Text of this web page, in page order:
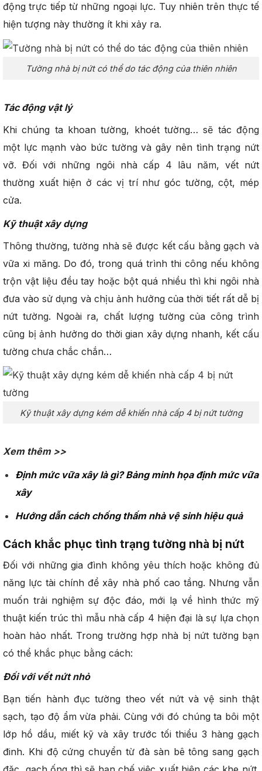
động trực tiếp từ những ngoại lực. Tuy nhiên trên thực tế
hiện tượng này thường ít khi xảy ra.
Tường nhà bị nứt có thể do tác động của thiên nhiên
Tác động vật lý
Khi chúng ta khoan tường, khoét tường… sẽ tác động
một lực mạnh vào bức tường và gây nên tình trạng nứt
vỡ. Đối với những ngôi nhà cấp 4 lâu năm, vết nứt
thường xuất hiện ở các vị trí như góc tường, cột, mép
cửa.
Kỹ thuật xây dựng
Thông thường, tường nhà sẽ được kết cấu bằng gạch và
vữa xi măng. Do đó, trong quá trình thi công nếu không
trộn vật liệu đều tay hoặc bột quá nhiều thì khi ngôi nhà
đưa vào sử dụng và chịu ảnh hưởng của thời tiết rất dễ bị
nứt tường. Ngoài ra, chất lượng tường của công trình
cũng bị ảnh hưởng do thời gian xây dựng nhanh, kết cấu
tường chưa chắc chắn…
Kỹ thuật xây dựng kém dễ khiến nhà cấp 4 bị nứt tường
Xem thêm >>
Định mức vữa xây là gì? Bảng minh họa định mức vữa
xây
Hướng dẫn cách chống thấm nhà vệ sinh hiệu quả
Cách khắc phục tình trạng tường nhà bị nứt
Đối với những gia đình không yêu thích hoặc không đủ
năng lực tài chính để xây nhà phố cao tầng. Nhưng vẫn
muốn trải nghiệm sự độc đáo, mới lạ về hình thức mỹ
thuật kiến trúc thì mẫu nhà cấp 4 hiện đại là sự lựa chọn
hoàn hảo nhất. Trong trường hợp nhà bị nứt tường bạn
có thể khắc phục bằng cách:
Đối với vết nứt nhỏ
Bạn tiến hành đục tường theo vết nứt và vệ sinh thật
sạch, tạo độ ẩm vừa phải. Cùng với đó chúng ta bôi một
lớp hồ dầu, miết kỹ và xây trước tối thiểu 3 hàng gạch
đinh. Khi độ cứng chuyển từ đà sàn bê tông sang gạch